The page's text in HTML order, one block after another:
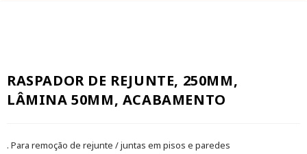
RASPADOR DE REJUNTE, 250MM,
LÂMINA 50MM, ACABAMENTO
. Para remoção de rejunte / juntas em pisos e paredes